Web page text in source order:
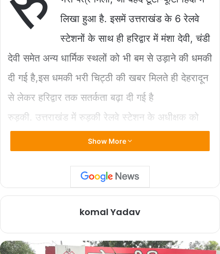
b
o
k
A
p
p
Li
n
k
लिखा हुआ है. इसमें उत्तराखंड के 6 रेलवे
स्टेशनों के साथ ही हरिद्वार में मंशा देवी, चंडी
देवी समेत अन्य धार्मिक स्थलों को भी बम से उड़ाने की धमकी
दी गई है,इस धमकी भरी चिट्ठी की खबर मिलते ही देहरादून
से लेकर हरिद्वार तक सतर्कता बढ़ा दी गई है
रुड़की. उत्तराखंड में रुड़की रेलवे स्टेशन के अधीक्षक को
एक धमकी भरा पत्र मिला है, जिसमें लक्सर, नजीबाबाद,
से उड़ाने की धमकी दी गई है. यह धमकी भरा पत्र भेजने
वाले ने खुद को आतंकी संगठन जैश ए मोहम्मद का एरिया
कमांडर सलीम अंसारी बताया है.
प्राप्त जानकारी के मुताबिक, रुड़की रेलवे स्टेशन अधीक्षक
Show More
komal Yadav